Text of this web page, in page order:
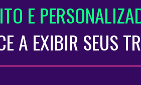
E
A EXIBIR SEUS